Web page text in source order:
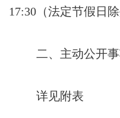
17:30（法定节假日除
二、主动公开
详见附表